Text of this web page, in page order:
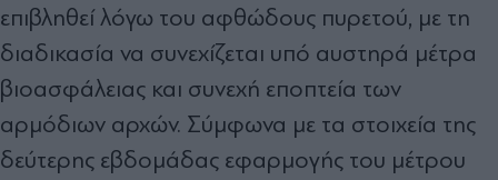
επιβληθεί λόγω του αφθώδους πυρετού, με τη
διαδικασία να συνεχίζεται υπό αυστηρά μέτρα
βιοασφάλειας και συνεχή εποπτεία των
αρμόδιων αρχών. Σύμφωνα με τα στοιχεία της
δεύτερης εβδομάδας εφαρμογής του μέτρου